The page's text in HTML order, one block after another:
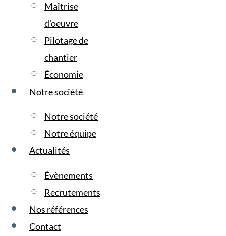
Maîtrise
d’oeuvre
Pilotage de
chantier
Économie
Notre société
Notre société
Notre équipe
Actualités
Évènements
Recrutements
Nos références
Contact